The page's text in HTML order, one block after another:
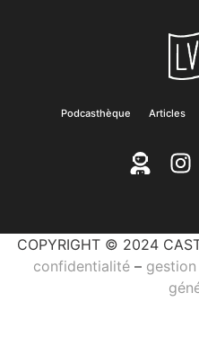
Podcasthèque Articles
COPYRIGHT © 2024
confidentialité –